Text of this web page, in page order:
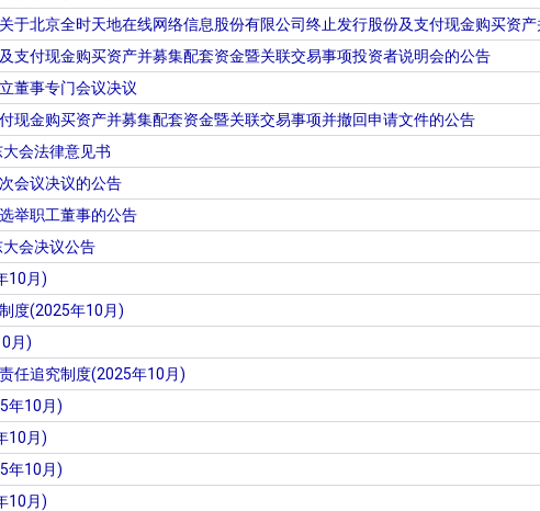
于北京全时天地在线网络信息股份有限公司终止发行股份及支付现金购买资
支付现金购买资产并募集配套资金暨关联交易事项投资者说明会的公告
董事专门会议决议
现金购买资产并募集配套资金暨关联交易事项并撤回申请文件的公告
会法律意见书
会议决议的公告
举职工董事的公告
会决议公告
10月)
度(2025年10月)
月)
任追究制度(2025年10月)
年10月)
10月)
年10月)
10月)